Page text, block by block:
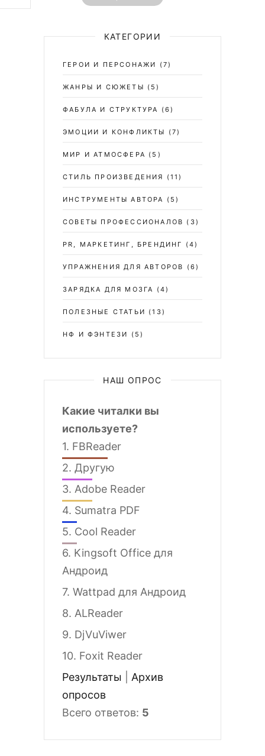
КАТЕГОРИИ
ГЕРОИ И ПЕРСОНАЖИ (7)
ЖАНРЫ И СЮЖЕТЫ (5)
ФАБУЛА И СТРУКТУРА (6)
ЭМОЦИИ И КОНФЛИКТЫ (7)
МИР И АТМОСФЕРА (5)
СТИЛЬ ПРОИЗВЕДЕНИЯ (11)
ИНСТРУМЕНТЫ АВТОРА (5)
СОВЕТЫ ПРОФЕССИОНАЛОВ (3)
PR, МАРКЕТИНГ, БРЕНДИНГ (4)
УПРАЖНЕНИЯ ДЛЯ АВТОРОВ (6)
ЗАРЯДКА ДЛЯ МОЗГА (4)
ПОЛЕЗНЫЕ СТАТЬИ (13)
НФ И ФЭНТЕЗИ (5)
НАШ ОПРОС
Какие читалки вы
используете?
1. FBReader
2. Другую
3. Adobe Reader
4. Sumatra PDF
5. Cool Reader
6. Kingsoft Office для
Андроид
7. Wattpad для Андроид
8. ALReader
9. DjVuViwer
10. Foxit Reader
Результаты
Архив
опросов
Всего ответов: 5